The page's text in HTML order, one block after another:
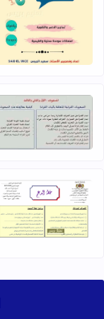
اقرأ
اقرأ
اقرأ